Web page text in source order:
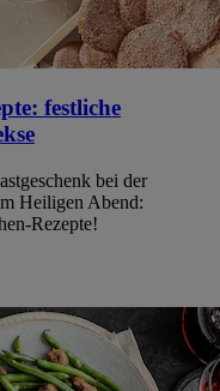
festliche
bei der
Heiligen Abend:
Rezepte!